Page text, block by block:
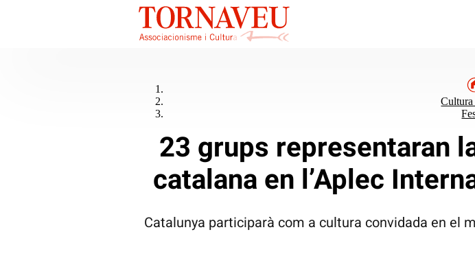
23 grups representaran
catalana en l’Aplec
Catalunya participarà com a cultura convidada en el